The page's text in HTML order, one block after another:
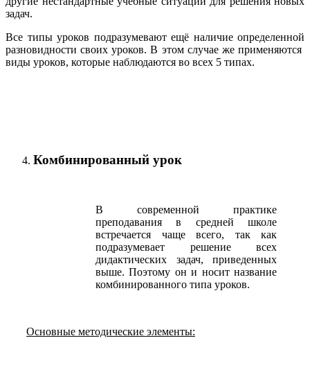
задач.
Все типы уроков подразумевают ещё наличие определенной
разновидности своих уроков. В этом случае же применяются
виды уроков, которые наблюдаются во всех 5 типах.
Комбинированный урок
В современной практике
преподавания в средней школе
встречается чаще всего, так как
подразумевает решение всех
дидактических задач, приведенных
выше. Поэтому он и носит название
комбинированного типа уроков.
Основные методические элементы: